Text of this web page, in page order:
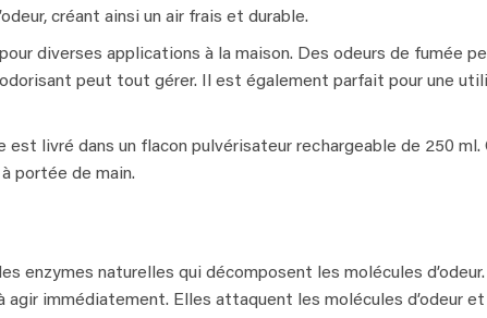
créant ainsi un air frais et durable.
diverses applications à la maison. Des odeurs de fumée
peut tout gérer. Il est également parfait pour une
est livré dans un flacon pulvérisateur rechargeable de 250
portée de main.
enzymes naturelles qui décomposent les molécules
agir immédiatement. Elles attaquent les molécules d’odeur